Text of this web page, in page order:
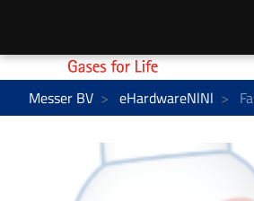
Messer BV eHardwareNlNl